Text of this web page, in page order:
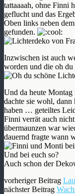
tattaaaah, ohne Finni
geflucht und das
Oben links neben
gefunden.
Inzwischen ist auch
worden und die oh
Und da heute Montag
dachte sie wohl,
haben … geteiltes
Finni verrät auch
übermaunzen war
dauernd fragte wann
Und bei euch so?
Auch schon der
vorheriger Beitrag
nächster Beitrag